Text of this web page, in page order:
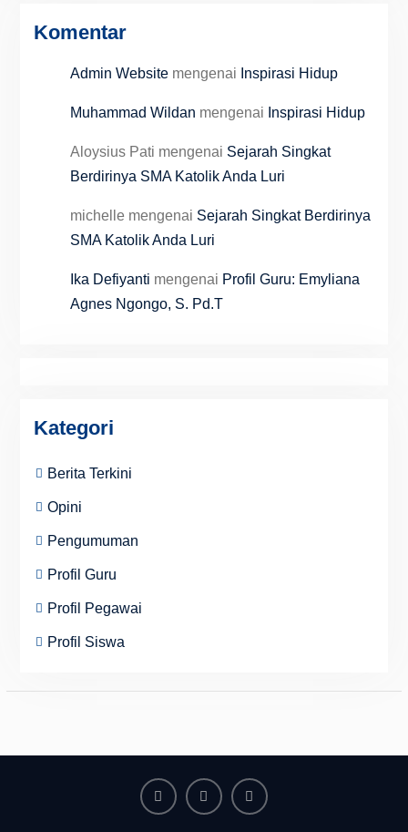
Komentar
Admin Websitemengenai Inspirasi Hidup
Muhammad Wildan mengenai Inspirasi Hidup
Aloysius Pati mengenai Sejarah Singkat
Berdirinya SMA Katolik Anda Luri
michelle mengenai Sejarah Singkat Berdirinya
SMA Katolik Anda Luri
Ika Defiyanti mengenai Profil Guru: Emyliana
Agnes Ngongo, S. Pd.T
Kategori
Berita Terkini
Opini
Pengumuman
Profil Guru
Profil Pegawai
Profil Siswa